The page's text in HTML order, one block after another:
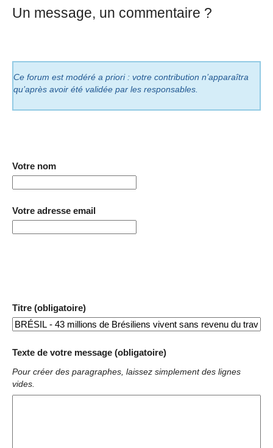
Un message, un commentaire ?
Ce forum est modéré a priori : votre contribution n’apparaîtra
qu’après avoir été validée par les responsables.
Votre nom
Votre adresse email
Titre (obligatoire)
Texte de votre message (obligatoire)
Pour créer des paragraphes, laissez simplement des lignes
vides.